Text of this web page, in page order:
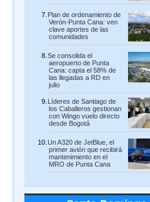
Plan de ordenamiento de
Verón-Punta Cana: ven
clave aportes de las
comunidades
Se consolida el
aeropuerto de Punta
Cana: capta el 58% de
las llegadas a RD en
julio
Líderes de Santiago de
los Caballeros gestionan
con Wingo vuelo directo
desde Bogotá
Un A320 de JetBlue, el
primer avión que recibirá
mantenimiento en el
MRO de Punta Cana